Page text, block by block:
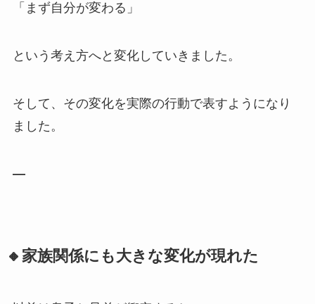
「まず自分が変わる」
という考え方へと変化していきました。
そして、その変化を実際の行動で表すようになり
ました。
—
🔸家族関係にも大きな変化が現れた